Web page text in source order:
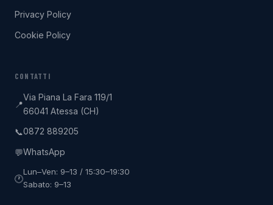
Privacy Policy
Cookie Policy
CONTATTI
📍
Via Piana La Fara 119/1
66041 Atessa (CH)
📞0872 889205
💬WhatsApp
🕐
Lun–Ven: 9–13 / 15:30–19:30
Sabato: 9–13